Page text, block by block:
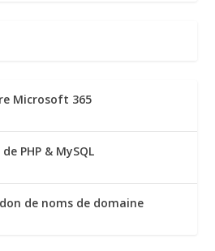
Microsoft 365
PHP & MySQL
de noms de domaine